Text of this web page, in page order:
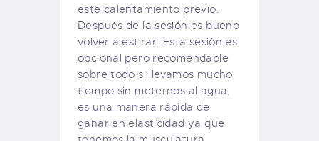
este calentamiento previo.
Después de la sesión es bueno
volver a estirar. Esta sesión es
opcional pero recomendable
sobre todo si llevamos mucho
tiempo sin meternos al agua,
es una manera rápida de
ganar en elasticidad ya que